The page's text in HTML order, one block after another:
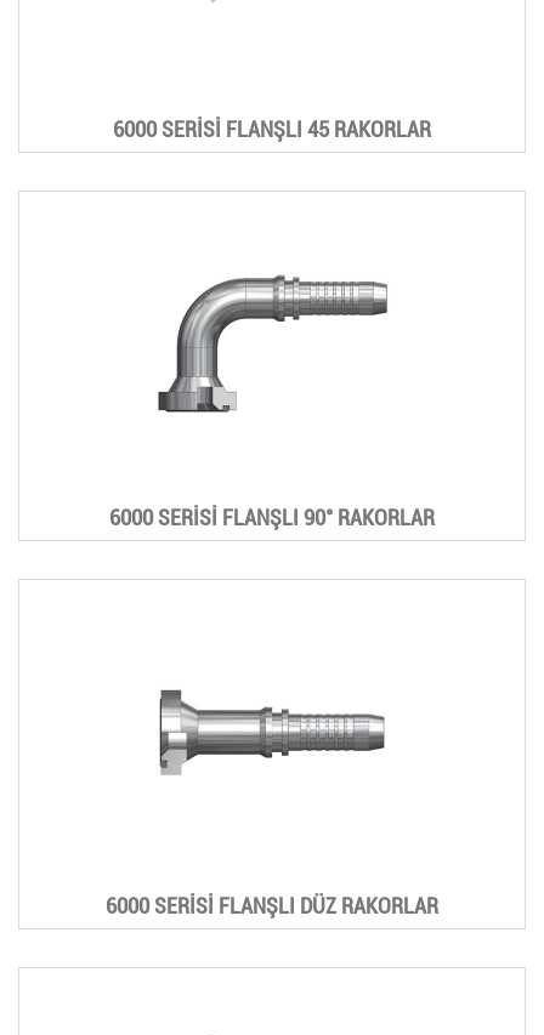
6000 SERİSİ FLANŞLI 45 RAKORLAR
6000 SERİSİ FLANŞLI 90° RAKORLAR
6000 SERİSİ FLANŞLI DÜZ RAKORLAR